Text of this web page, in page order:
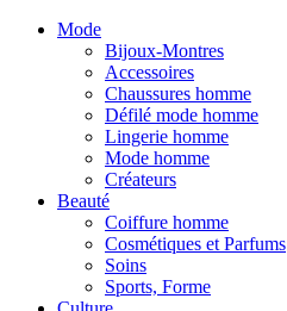
Mode
Bijoux-Montres
Accessoires
Chaussures homme
Défilé mode homme
Lingerie homme
Mode homme
Créateurs
Beauté
Coiffure homme
Cosmétiques et Parfums
Soins
Sports, Forme